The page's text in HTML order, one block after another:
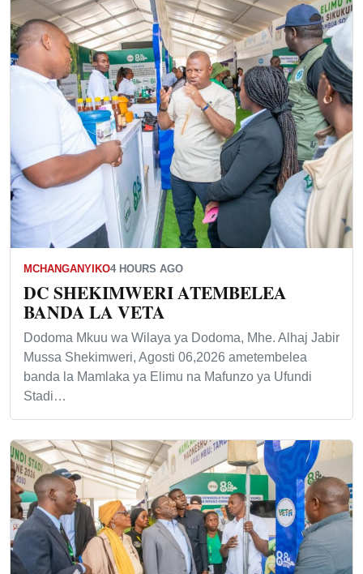
MCHANGANYIKO4 HOURS AGO
DC SHEKIMWERI ATEMBELEA
BANDA LA VETA
Dodoma Mkuu wa Wilaya ya Dodoma, Mhe. Alhaj Jabir
Mussa Shekimweri, Agosti 06,2026 ametembelea
banda la Mamlaka ya Elimu na Mafunzo ya Ufundi
Stadi…